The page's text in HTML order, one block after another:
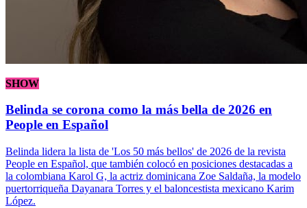
SHOW
Belinda se corona como la más bella de 2026 en
People en Español
Belinda lidera la lista de 'Los 50 más bellos' de 2026 de la revista
People en Español, que también colocó en posiciones destacadas a
la colombiana Karol G, la actriz dominicana Zoe Saldaña, la modelo
puertorriqueña Dayanara Torres y el baloncestista mexicano Karim
López.